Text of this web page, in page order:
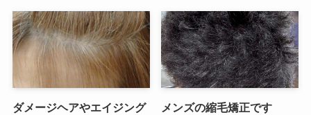
ダメージヘアやエイジング
メンズの縮毛矯正です